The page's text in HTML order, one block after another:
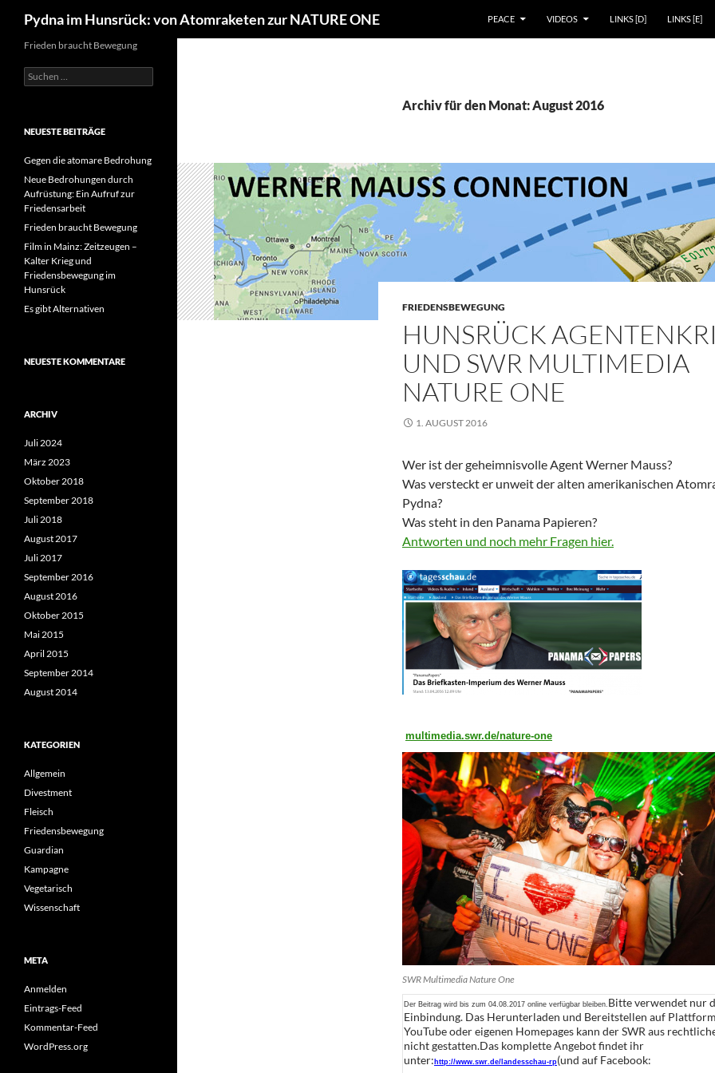
Pydna im Hunsrück: von Atomraketen zur NATURE ONE
PEACE
VIDEOS LINKS [D] LINKS [E]
Archiv für den Monat: August 2016
FRIEDENSBEWEGUNG
HUNSRÜCK
UND SWR MULTIMEDIA
NATURE ONE
1. AUGUST 2016
Wer ist der geheimnisvolle Agent Werner Mauss?
Was versteckt er unweit der alten amerikanischen
Pydna?
Was steht in den Panama Papieren?
Antworten und noch mehr Fragen hier.
multimedia.swr.de/nature-one
SWR Multimedia Nature One
Der Beitrag wird bis zum 04.08.2017 online verfügbar bleiben. Bitte verwendet nur
Einbindung. Das Herunterladen und Bereitstellen auf
YouTube oder eigenen Homepages kann der SWR aus
nicht gestatten.Das komplette Angebot findet ihr
unter: http://www.swr.de/landesschau-rp(und auf Facebook:
Frieden braucht Bewegung
Suchen
nach:
NEUESTE BEITRÄGE
Gegen die atomare Bedrohung
Neue Bedrohungen durch
Aufrüstung: Ein Aufruf zur
Friedensarbeit
Frieden braucht Bewegung
Film in Mainz: Zeitzeugen –
Kalter Krieg und
Friedensbewegung im
Hunsrück
Es gibt Alternativen
NEUESTE KOMMENTARE
ARCHIV
Juli 2024
März 2023
Oktober 2018
September 2018
Juli 2018
August 2017
Juli 2017
September 2016
August 2016
Oktober 2015
Mai 2015
April 2015
September 2014
August 2014
KATEGORIEN
Allgemein
Divestment
Fleisch
Friedensbewegung
Guardian
Kampagne
Vegetarisch
Wissenschaft
META
Anmelden
Eintrags-Feed
Kommentar-Feed
WordPress.org